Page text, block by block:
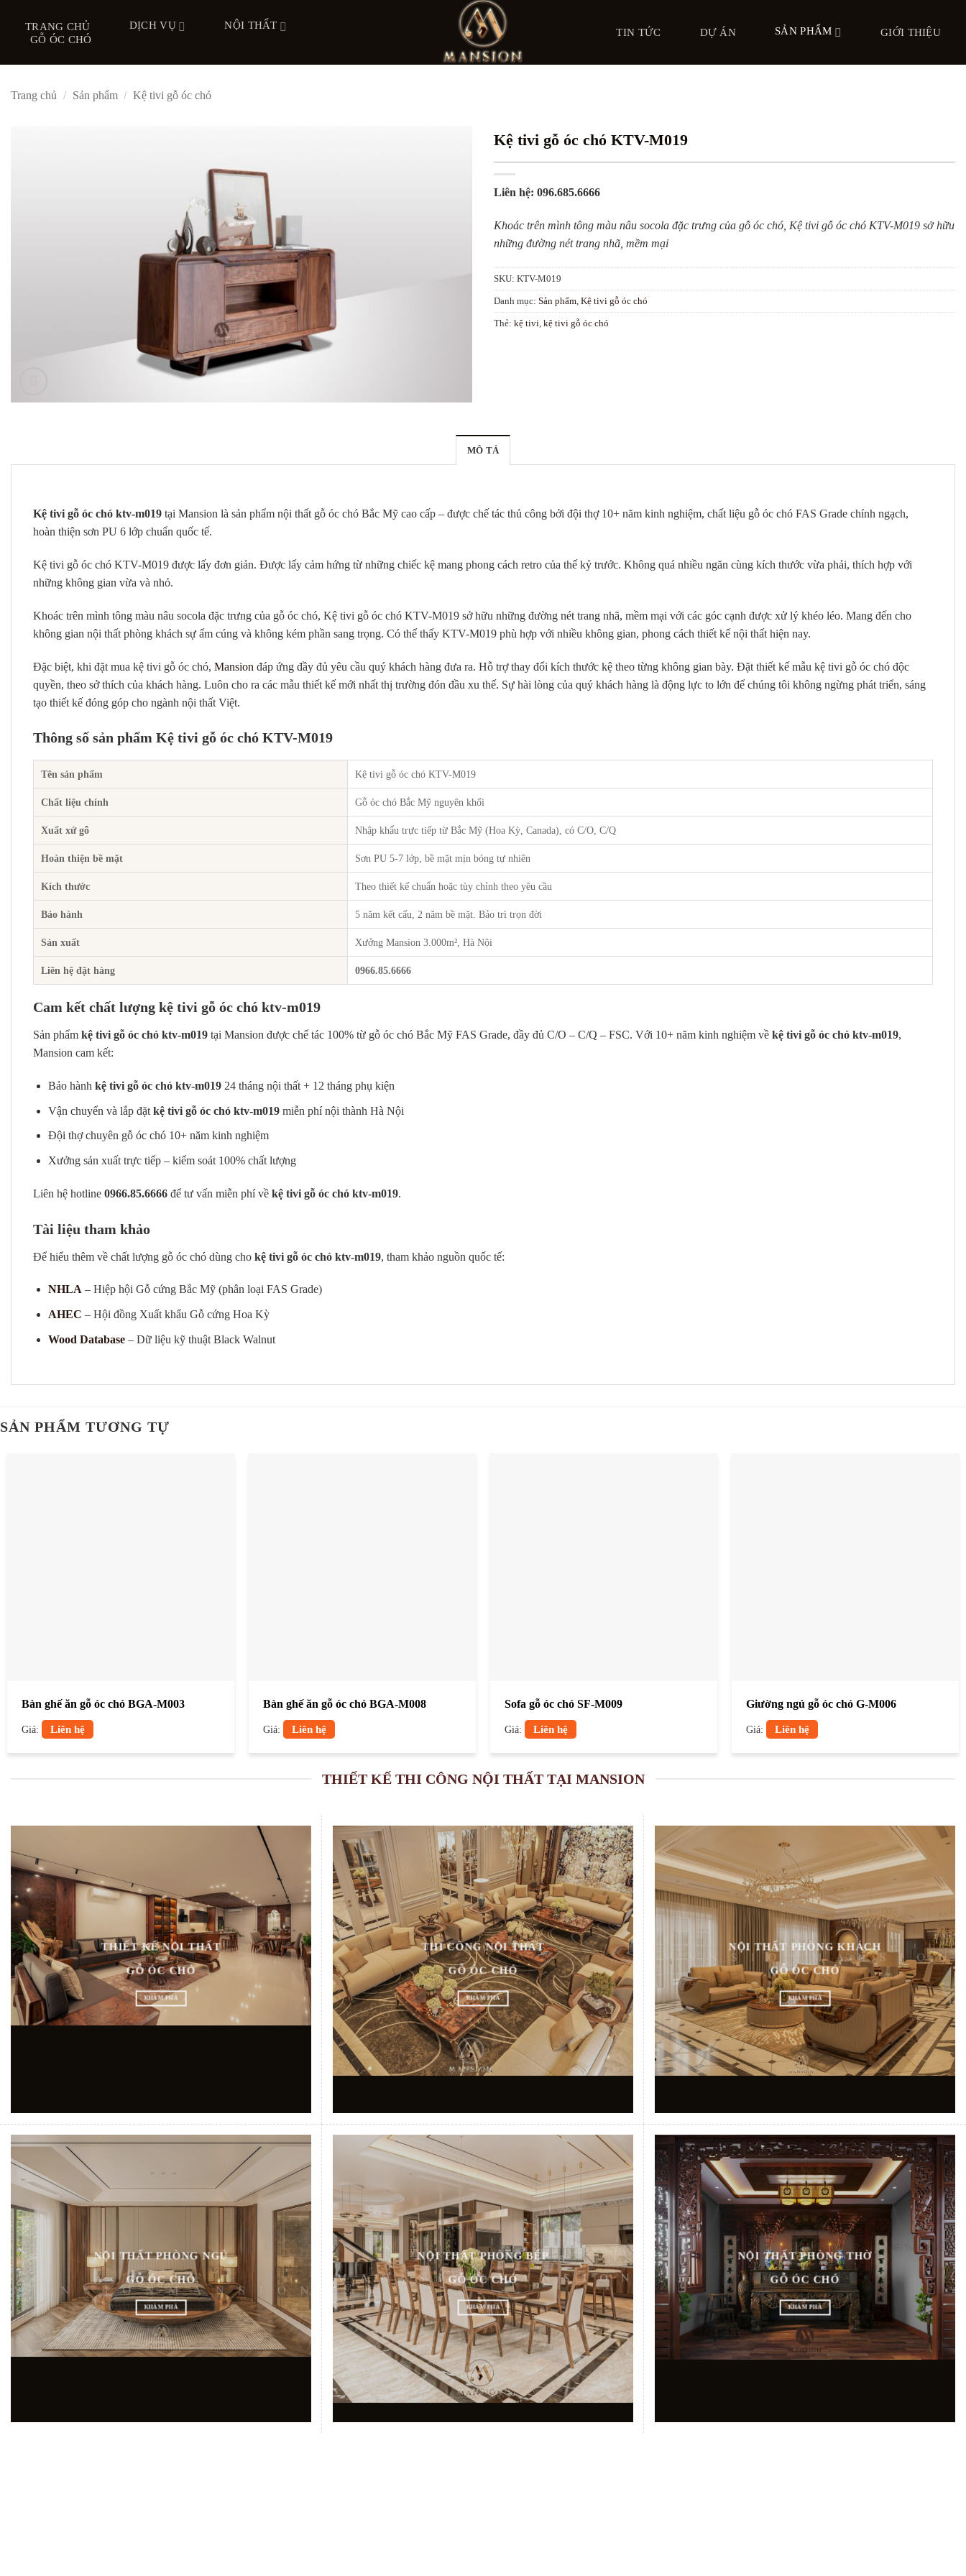
dung
TRANG CHỦ DỊCH VỤ
NỘI THẤT
GỖ ÓC CHÓ
TIN TỨC DỰ ÁN SẢN PHẨM GIỚI THIỆU
Trang chủ / Sản phẩm / Kệ tivi gỗ óc chó
Kệ tivi gỗ óc chó KTV-M019
Liên hệ: 096.685.6666
Khoác trên mình tông màu nâu socola đặc trưng của gỗ óc chó, Kệ tivi gỗ óc chó KTV-M019 sở hữu
những đường nét trang nhã, mềm mại
SKU: KTV-M019
Danh mục: Sản phẩm Kệ tivi gỗ óc chó
Thẻ: kệ tivi kệ tivi gỗ óc chó
MÔ TẢ
Kệ tivi gỗ óc chó ktv-m019 tại Mansion là sản phẩm nội thất gỗ óc chó Bắc Mỹ cao cấp – được chế tác thủ công bởi đội thợ 10+ năm kinh nghiệm, chất liệu gỗ óc chó FAS Grade chính ngạch,
hoàn thiện sơn PU 6 lớp chuẩn quốc tế.
Kệ tivi gỗ óc chó KTV-M019 được lấy đơn giản. Được lấy cảm hứng từ những chiếc kệ mang phong cách retro của thế kỷ trước. Không quá nhiều ngăn cùng kích thước vừa phải, thích hợp với
những không gian vừa và nhỏ.
Khoác trên mình tông màu nâu socola đặc trưng của gỗ óc chó, Kệ tivi gỗ óc chó KTV-M019 sở hữu những đường nét trang nhã, mềm mại với các góc cạnh được xử lý khéo léo. Mang đến cho
không gian nội thất phòng khách sự ấm cúng và không kém phần sang trọng. Có thể thấy KTV-M019 phù hợp với nhiều không gian, phong cách thiết kế nội thất hiện nay.
Đặc biệt, khi đặt mua kệ tivi gỗ óc chó, Mansion đáp ứng đầy đủ yêu cầu quý khách hàng đưa ra. Hỗ trợ thay đổi kích thước kệ theo từng không gian bày. Đặt thiết kế mẫu kệ tivi gỗ óc chó độc
quyền, theo sở thích của khách hàng. Luôn cho ra các mẫu thiết kế mới nhất thị trường đón đầu xu thế. Sự hài lòng của quý khách hàng là động lực to lớn để chúng tôi không ngừng phát triển, sáng
tạo thiết kế đóng góp cho ngành nội thất Việt.
Thông số sản phẩm Kệ tivi gỗ óc chó KTV-M019
Tên sản phẩm Kệ tivi gỗ óc chó KTV-M019
Chất liệu chính Gỗ óc chó Bắc Mỹ nguyên khối
Xuất xứ gỗ Nhập khẩu trực tiếp từ Bắc Mỹ (Hoa Kỳ, Canada), có C/O, C/Q
Hoàn thiện bề mặt Sơn PU 5-7 lớp, bề mặt mịn bóng tự nhiên
Kích thước Theo thiết kế chuẩn hoặc tùy chỉnh theo yêu cầu
Bảo hành 5 năm kết cấu, 2 năm bề mặt. Bảo trì trọn đời
Sản xuất Xưởng Mansion 3.000m², Hà Nội
Liên hệ đặt hàng 0966.85.6666
Cam kết chất lượng kệ tivi gỗ óc chó ktv-m019
Sản phẩm kệ tivi gỗ óc chó ktv-m019 tại Mansion được chế tác 100% từ gỗ óc chó Bắc Mỹ FAS Grade, đầy đủ C/O – C/Q – FSC. Với 10+ năm kinh nghiệm về kệ tivi gỗ óc chó ktv-m019,
Mansion cam kết:
Bảo hành kệ tivi gỗ óc chó ktv-m01924 tháng nội thất + 12 tháng phụ kiện
Vận chuyển và lắp đặt kệ tivi gỗ óc chó ktv-m019miễn phí nội thành Hà Nội
Đội thợ chuyên gỗ óc chó 10+ năm kinh nghiệm
Xưởng sản xuất trực tiếp – kiểm soát 100% chất lượng
Liên hệ hotline 0966.85.6666 để tư vấn miễn phí về kệ tivi gỗ óc chó ktv-m019.
Tài liệu tham khảo
Để hiểu thêm về chất lượng gỗ óc chó dùng cho kệ tivi gỗ óc chó ktv-m019, tham khảo nguồn quốc tế:
NHLA – Hiệp hội Gỗ cứng Bắc Mỹ (phân loại FAS Grade)
AHEC – Hội đồng Xuất khẩu Gỗ cứng Hoa Kỳ
Wood Database– Dữ liệu kỹ thuật Black Walnut
SẢN PHẨM TƯƠNG TỰ
Bàn ghế ăn gỗ óc chó BGA-M003
Giá: Liên hệ
Bàn ghế ăn gỗ óc chó BGA-M008
Giá: Liên hệ
Sofa gỗ óc chó SF-M009
Giá: Liên hệ
Giường ngủ gỗ óc chó G-M006
Giá: Liên hệ
THIẾT KẾ THI CÔNG NỘI THẤT TẠI MANSION
THIẾT KẾ NỘI THẤT
GỖ ÓC CHÓ
KHÁM PHÁ
THI CÔNG NỘI THẤT
GỖ ÓC CHÓ
KHÁM PHÁ
NỘI THẤT PHÒNG KHÁCH
GỖ ÓC CHÓ
KHÁM PHÁ
NỘI THẤT PHÒNG NGỦ
GỖ ÓC CHÓ
KHÁM PHÁ
NỘI THẤT PHÒNG BẾP
GỖ ÓC CHÓ
KHÁM PHÁ
NỘI THẤT PHÒNG THỜ
GỖ ÓC CHÓ
KHÁM PHÁ